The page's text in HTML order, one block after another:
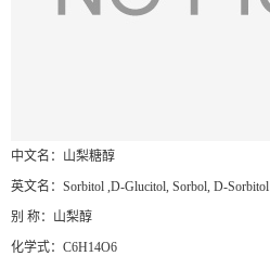
中文名：山梨糖醇
英文名：Sorbitol ,D-Glucitol, Sorbol, D-Sorbitol
别 称：山梨醇
化学式：C6H14O6